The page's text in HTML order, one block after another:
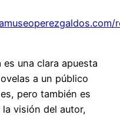
una clara apuesta
a un público
pero también es
visión del autor,